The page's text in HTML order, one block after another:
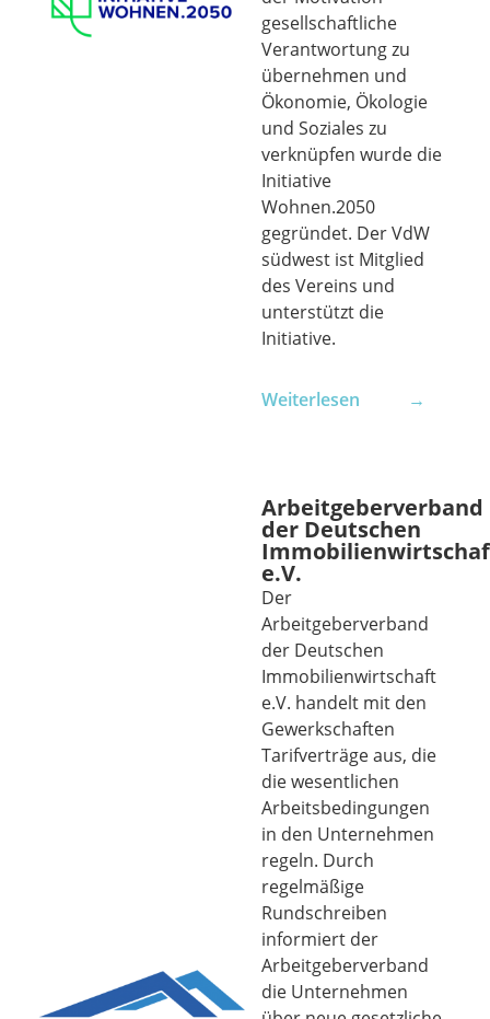
gesellschaftliche
Verantwortung zu
übernehmen und
Ökonomie, Ökologie
und Soziales zu
verknüpfen wurde die
Initiative
Wohnen.2050
gegründet. Der VdW
südwest ist Mitglied
des Vereins und
unterstützt die
Initiative.
Weiterlesen →
Arbeitgeberverband
der Deutschen
e.V.
Der
Arbeitgeberverband
der Deutschen
Immobilienwirtschaft
e.V. handelt mit den
Gewerkschaften
Tarifverträge aus, die
die wesentlichen
Arbeitsbedingungen
in den Unternehmen
regeln. Durch
regelmäßige
Rundschreiben
informiert der
Arbeitgeberverband
die Unternehmen